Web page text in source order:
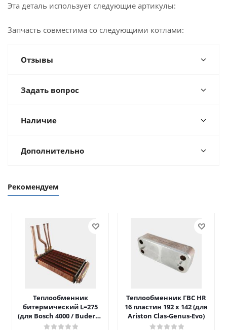
Эта деталь использует следующие артикулы:
Запчасть совместима со следующими котлами:
Отзывы
Задать вопрос
Наличие
Дополнительно
Рекомендуем
Теплообменник
битермический L=275
(для Bosch 4000 / Buderus
042)
Теплообменник ГВС HR
16 пластин 192 x 142 (для
Ariston Clas-Genus-Evo)